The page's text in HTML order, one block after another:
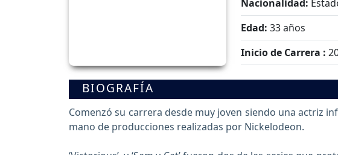
Nacionalidad:
Edad: 33 años
Inicio de Carrera :
BIOGRAFÍA
Comenzó su carrera desde muy joven siendo una actriz
mano de producciones realizadas por Nickelodeon.